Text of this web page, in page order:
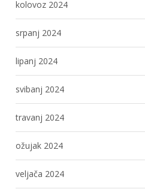
kolovoz 2024
srpanj 2024
lipanj 2024
svibanj 2024
travanj 2024
ožujak 2024
veljača 2024